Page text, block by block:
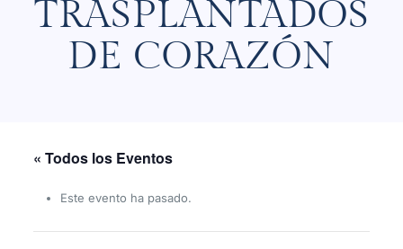
TRASPLANTADOS
DE CORAZÓN
« Todos los Eventos
Este evento ha pasado.